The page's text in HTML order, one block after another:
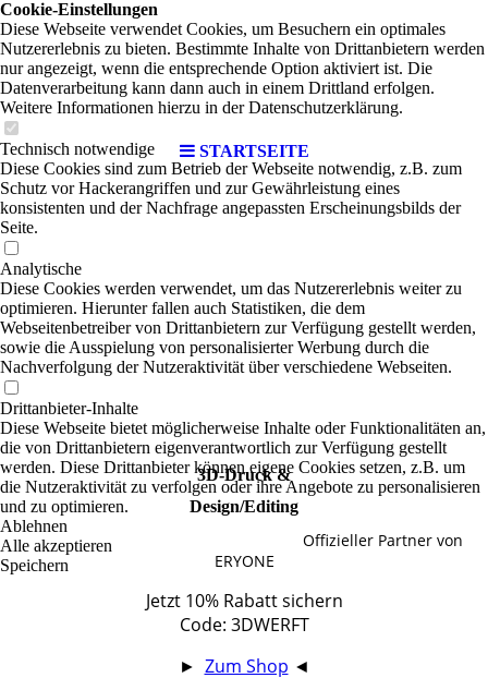
STARTSEITE
Kiel
3D-Druck &
Design/Editing
Offizieller Partner von
ERYONE
Jetzt 10% Rabatt sichern
Code: 3DWERFT
► Zum Shop ◄
Cookie-Einstellungen
Diese Webseite verwendet Cookies, um Besuchern ein optimales
Nutzererlebnis zu bieten. Bestimmte Inhalte von Drittanbietern werden
nur angezeigt, wenn die entsprechende Option aktiviert ist. Die
Datenverarbeitung kann dann auch in einem Drittland erfolgen.
Weitere Informationen hierzu in der Datenschutzerklärung.
Technisch notwendige
Diese Cookies sind zum Betrieb der Webseite notwendig, z.B. zum
Schutz vor Hackerangriffen und zur Gewährleistung eines
konsistenten und der Nachfrage angepassten Erscheinungsbilds der
Seite.
Analytische
Diese Cookies werden verwendet, um das Nutzererlebnis weiter zu
optimieren. Hierunter fallen auch Statistiken, die dem
Webseitenbetreiber von Drittanbietern zur Verfügung gestellt werden,
sowie die Ausspielung von personalisierter Werbung durch die
Nachverfolgung der Nutzeraktivität über verschiedene Webseiten.
Drittanbieter-Inhalte
Diese Webseite bietet möglicherweise Inhalte oder Funktionalitäten an,
die von Drittanbietern eigenverantwortlich zur Verfügung gestellt
werden. Diese Drittanbieter können eigene Cookies setzen, z.B. um
die Nutzeraktivität zu verfolgen oder ihre Angebote zu personalisieren
und zu optimieren.
Ablehnen
Alle akzeptieren
Speichern